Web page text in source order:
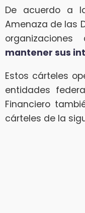
De acuerdo a
Amenaza de las
organizaciones
mantener sus
Estos cárteles
entidades
Financiero
cárteles de la